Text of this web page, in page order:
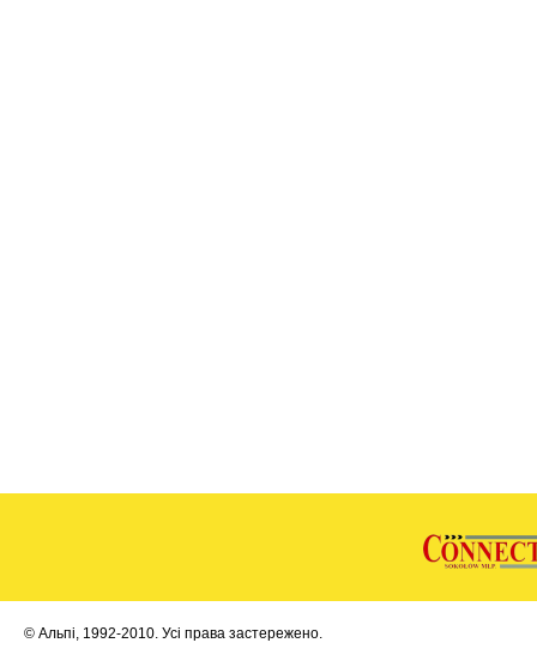
© Альпі, 1992-2010. Усі права застережено.